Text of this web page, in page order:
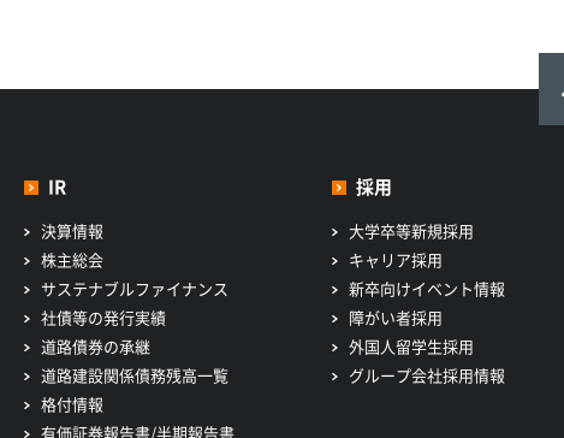
IR
決算情報
株主総会
サステナブルファイナンス
社債等の発行実績
道路債券の承継
道路建設関係債務残高一覧
格付情報
有価証券報告書/半期報告書
採用
大学卒等新規採用
キャリア採用
新卒向けイベント情報
障がい者採用
外国人留学生採用
グループ会社採用情報